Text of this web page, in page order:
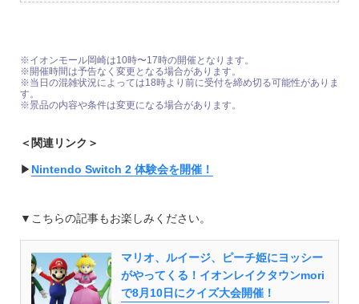
※イオンモール岡崎は10時〜17時の開催となります。
※開催時間は予告なく変更となる場合があります。
※当日の混雑状況によっては18時より前に受付を締め切る可能性がありま
す。
※景品の内容や条件は変更になる場合があります。
＜関連リンク＞
▶︎ Nintendo Switch 2 体験会を開催！
▼こちらの記事もお楽しみください。
マリオ、ルイージ、ピーチ姫にヨッシー
がやってくる！イオンレイクタウンmori
で8月10日にクイズ大会開催！